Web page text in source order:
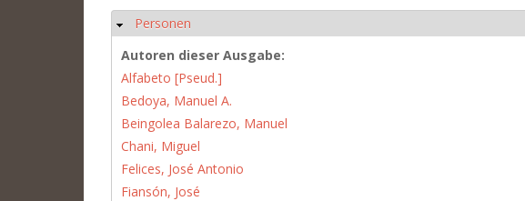
Ausblenden
Personen
Autoren dieser Ausgabe:
Alfabeto [Pseud.]
Bedoya, Manuel A.
Beingolea Balarezo, Manuel
Chani, Miguel
Felices, José Antonio
Fiansón, José